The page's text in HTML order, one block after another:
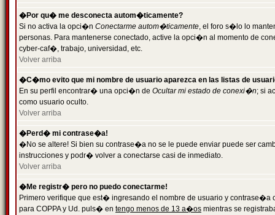
�Por qu� me desconecta autom�ticamente?
Si no activa la opci�n Conectarme autom�ticamente, el foro s�lo lo
personas. Para mantenerse conectado, active la opci�n al momento de
cyber-caf�, trabajo, universidad, etc.
Volver arriba
�C�mo evito que mi nombre de usuario aparezca en las listas de
En su perfil encontrar� una opci�n de Ocultar mi estado de conexi�n; si
como usuario oculto.
Volver arriba
�Perd� mi contrase�a!
�No se altere! Si bien su contrase�a no se le puede enviar puede ser
instrucciones y podr� volver a conectarse casi de inmediato.
Volver arriba
�Me registr� pero no puedo conectarme!
Primero verifique que est� ingresando el nombre de usuario y
para COPPA y Ud. puls� en tengo menos de 13 a�os mientras se